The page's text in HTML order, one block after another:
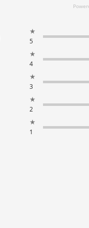
★
5
★
4
★
3
★
2
★
1